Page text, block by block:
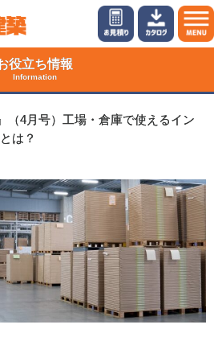
役立ち情報
Information
（4月号）工場・倉庫で使えるイン
は？